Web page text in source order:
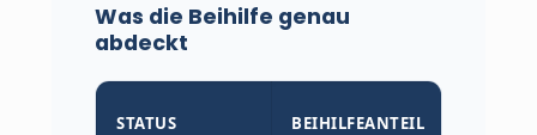
Was die Beihilfe genau
abdeckt
STATUS BEIHILFEANTEIL